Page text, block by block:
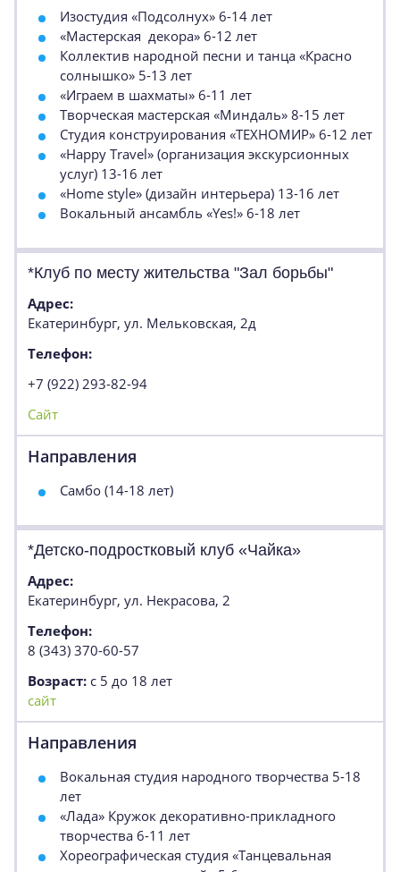
Изостудия «Подсолнух» 6-14 лет
«Мастерская декора» 6-12 лет
Коллектив народной песни и танца «Красно
солнышко» 5-13 лет
«Играем в шахматы» 6-11 лет
Творческая мастерская «Миндаль» 8-15 лет
Студия конструирования «ТЕХНОМИР» 6-12 лет
«Happy Travel» (организация экскурсионных
услуг) 13-16 лет
«Home style» (дизайн интерьера) 13-16 лет
Вокальный ансамбль «Yes!» 6-18 лет
*Клуб по месту жительства "Зал борьбы"
Адрес:
Екатеринбург, ул. Мельковская, 2д
Телефон:
+7 (922) 293-82-94
Сайт
Направления
Самбо (14-18 лет)
*Детско-подростковый клуб «Чайка»
Адрес:
Екатеринбург, ул. Некрасова, 2
Телефон:
8 (343) 370-60-57
Возраст: с 5 до 18 лет
сайт
Направления
Вокальная студия народного творчества 5-18
лет
«Лада» Кружок декоративно-прикладного
творчества 6-11 лет
Хореографическая студия «Танцевальная